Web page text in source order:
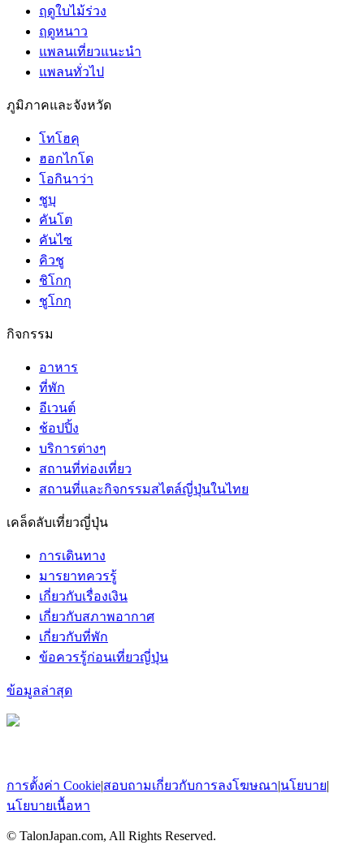
ฤดูใบไม้ร่วง
ฤดูหนาว
แพลนเที่ยวแนะนำ
แพลนทั่วไป
ภูมิภาคและจังหวัด
โทโฮคุ
ฮอกไกโด
โอกินาว่า
ชูบุ
คันโต
คันไซ
คิวชู
ชิโกกุ
ชูโกกุ
กิจกรรม
อาหาร
ที่พัก
อีเวนต์
ช้อปปิ้ง
บริการต่างๆ
สถานที่ท่องเที่ยว
สถานที่และกิจกรรมสไตล์ญี่ปุ่นในไทย
เคล็ดลับเที่ยวญี่ปุ่น
การเดินทาง
มารยาทควรรู้
เกี่ยวกับเรื่องเงิน
เกี่ยวกับสภาพอากาศ
เกี่ยวกับที่พัก
ข้อควรรู้ก่อนเที่ยวญี่ปุ่น
ข้อมูลล่าสุด
การตั้งค่า Cookie|สอบถามเกี่ยวกับการลงโฆษณา|นโยบาย|
นโยบายเนื้อหา
© TalonJapan.com, All Rights Reserved.